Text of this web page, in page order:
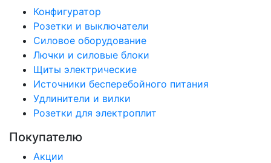
Конфигуратор
Розетки и выключатели
Силовое оборудование
Лючки и силовые блоки
Щиты электрические
Источники бесперебойного питания
Удлинители и вилки
Розетки для электроплит
Покупателю
Акции